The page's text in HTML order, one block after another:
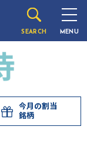
SEARCH MENU
今月の割当
銘柄